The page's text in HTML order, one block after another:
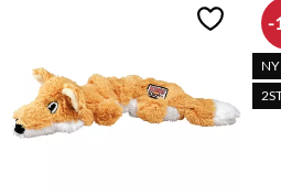
Lägg till i